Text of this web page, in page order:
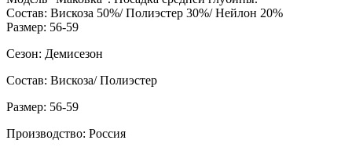
Состав: Вискоза 50%/ Полиэстер 30%/ Нейлон 20%
Размер: 56-59
Сезон: Демисезон
Состав: Вискоза/ Полиэстер
Размер: 56-59
Производство: Россия